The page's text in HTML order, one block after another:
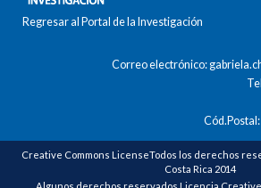
Regresar al Portal de la Investigación
Correo electrónico:
Creative Commons LicenseTodos los derechos
Costa Rica 2014